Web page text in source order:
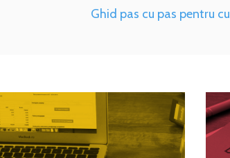
Ghid pas cu pas pentru